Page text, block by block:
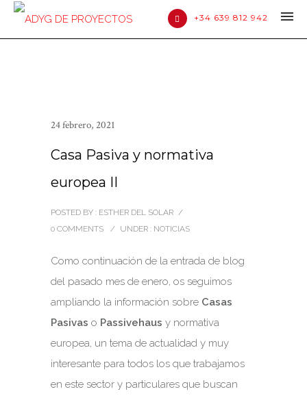
+34 639 812 942
24 febrero, 2021
Casa Pasiva y normativa
europea II
POSTED BY : ESTHER DEL SOLAR /
0 COMMENTS
/ UNDER : NOTICIAS
Como continuación de la entrada de blog
del pasado mes de enero, os seguimos
ampliando la información sobre Casas
Pasivas o Passivehaus y normativa
europea, un tema de actualidad y muy
interesante para todos los que trabajamos
en este sector y particulares que buscan